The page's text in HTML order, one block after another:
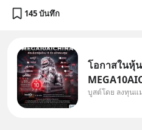
145 บันทึก
โอกาสในหุ้
ใหม่ 9 ตัว เ
บูสต์โดย ลงทุนแ